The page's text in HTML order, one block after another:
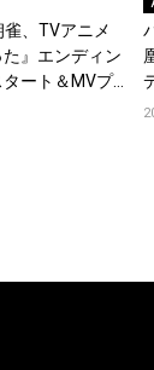
、TVアニメ
た』エンディン
ート＆MVプ